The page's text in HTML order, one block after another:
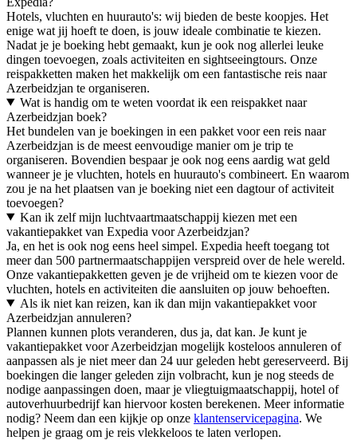
Hotels, vluchten en huurauto's: wij bieden de beste koopjes. Het
enige wat jij hoeft te doen, is jouw ideale combinatie te kiezen.
Nadat je je boeking hebt gemaakt, kun je ook nog allerlei leuke
dingen toevoegen, zoals activiteiten en sightseeingtours. Onze
reispakketten maken het makkelijk om een fantastische reis naar
Azerbeidzjan te organiseren.
Wat is handig om te weten voordat ik een reispakket naar
Azerbeidzjan boek?
Het bundelen van je boekingen in een pakket voor een reis naar
Azerbeidzjan is de meest eenvoudige manier om je trip te
organiseren. Bovendien bespaar je ook nog eens aardig wat geld
wanneer je je vluchten, hotels en huurauto's combineert. En waarom
zou je na het plaatsen van je boeking niet een dagtour of activiteit
toevoegen?
Kan ik zelf mijn luchtvaartmaatschappij kiezen met een
vakantiepakket van Expedia voor Azerbeidzjan?
Ja, en het is ook nog eens heel simpel. Expedia heeft toegang tot
meer dan 500 partnermaatschappijen verspreid over de hele wereld.
Onze vakantiepakketten geven je de vrijheid om te kiezen voor de
vluchten, hotels en activiteiten die aansluiten op jouw behoeften.
Als ik niet kan reizen, kan ik dan mijn vakantiepakket voor
Azerbeidzjan annuleren?
Plannen kunnen plots veranderen, dus ja, dat kan. Je kunt je
vakantiepakket voor Azerbeidzjan mogelijk kosteloos annuleren of
aanpassen als je niet meer dan 24 uur geleden hebt gereserveerd. Bij
boekingen die langer geleden zijn volbracht, kun je nog steeds de
nodige aanpassingen doen, maar je vliegtuigmaatschappij, hotel of
autoverhuurbedrijf kan hiervoor kosten berekenen. Meer informatie
nodig? Neem dan een kijkje op onze klantenservicepagina. We
helpen je graag om je reis vlekkeloos te laten verlopen.